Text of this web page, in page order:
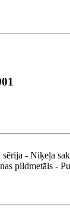
- Niķeļa
pildmetāls -